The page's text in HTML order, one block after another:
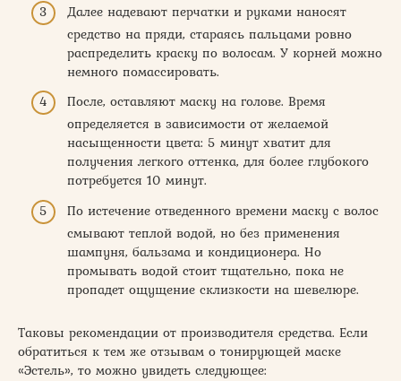
Далее надевают перчатки и руками наносят
средство на пряди, стараясь пальцами ровно
распределить краску по волосам. У корней можно
немного помассировать.
После, оставляют маску на голове. Время
определяется в зависимости от желаемой
насыщенности цвета: 5 минут хватит для
получения легкого оттенка, для более глубокого
потребуется 10 минут.
По истечение отведенного времени маску с волос
смывают теплой водой, но без применения
шампуня, бальзама и кондиционера. Но
промывать водой стоит тщательно, пока не
пропадет ощущение склизкости на шевелюре.
Таковы рекомендации от производителя средства. Если
обратиться к тем же отзывам о тонирующей маске
«Эстель», то можно увидеть следующее: